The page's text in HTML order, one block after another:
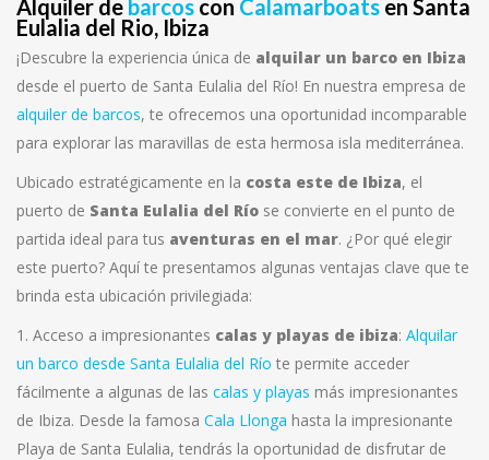
Alquiler de barcos con Calamarboats en Santa
Eulalia del Rio, Ibiza
¡Descubre la experiencia única de alquilar un barco en Ibiza
desde el puerto de Santa Eulalia del Río! En nuestra empresa de
alquiler de barcos, te ofrecemos una oportunidad incomparable
para explorar las maravillas de esta hermosa isla mediterránea.
Ubicado estratégicamente en la costa este de Ibiza, el
puerto de Santa Eulalia del Río se convierte en el punto de
partida ideal para tus aventuras en el mar. ¿Por qué elegir
este puerto? Aquí te presentamos algunas ventajas clave que te
brinda esta ubicación privilegiada:
1. Acceso a impresionantes calas y playas de ibiza: Alquilar
un barco desde Santa Eulalia del Río te permite acceder
fácilmente a algunas de las calas y playas más impresionantes
de Ibiza. Desde la famosa Cala Llonga hasta la impresionante
Playa de Santa Eulalia, tendrás la oportunidad de disfrutar de